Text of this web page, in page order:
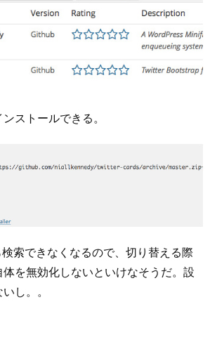
ストールできる。
索できなくなるので、切り替える際
を無効化しないといけなそうだ。設
し。。